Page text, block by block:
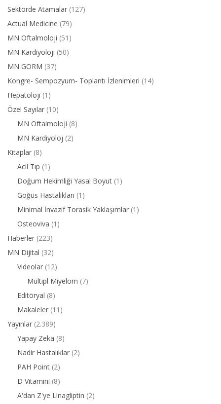
Sektörde Atamalar (127)
Actual Medicine (79)
MN Oftalmoloji (51)
MN Kardiyoloji (50)
MN GORM (37)
Kongre- Sempozyum- Toplantı İzlenimleri (14)
Hepatoloji (1)
Özel Sayılar (10)
MN Oftalmoloji (8)
MN Kardiyoloj (2)
Kitaplar (8)
Acil Tıp (1)
Doğum Hekimliği Yasal Boyut (1)
Göğüs Hastalıkları (1)
Minimal İnvazif Torasik Yaklaşımlar (1)
Osteoviva (1)
Haberler (223)
MN Dijital (32)
Videolar (12)
Multipl Miyelom (7)
Editöryal (8)
Makaleler (11)
Yayınlar (2.389)
Yapay Zeka (8)
Nadir Hastalıklar (2)
PAH Point (2)
D Vitamini (8)
A'dan Z'ye Linagliptin (2)